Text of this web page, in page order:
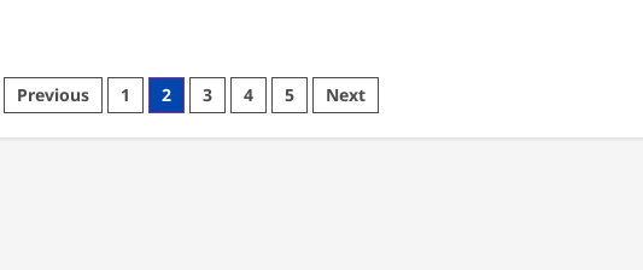
Posts
pagination
Previous 1 2 3 4 5 Next